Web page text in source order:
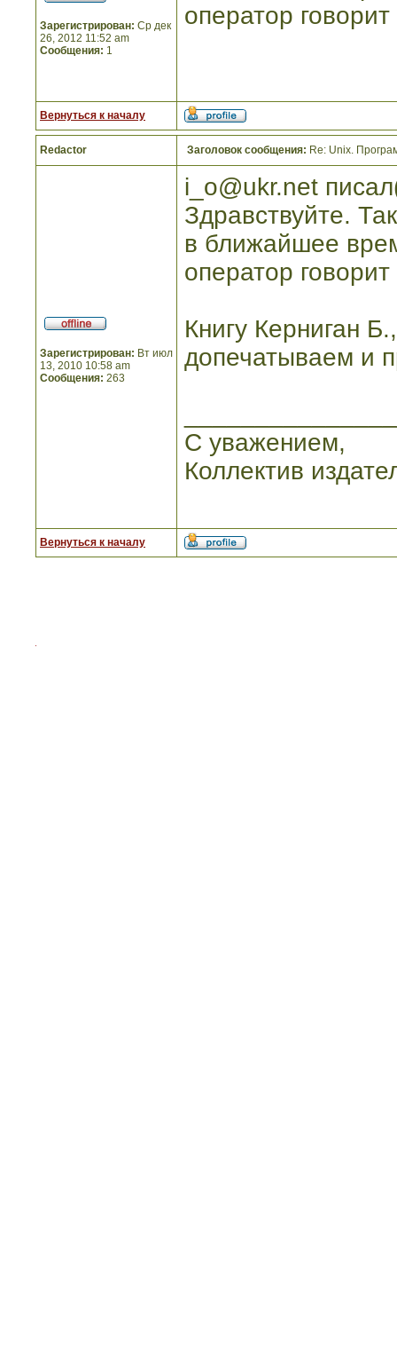
Зарегистрирован: Ср дек
26, 2012 11:52 am
Сообщения: 1
оператор
Вернуться к началу
Redactor Заголовок сообщения: Re: Unix.
Зарегистрирован: Вт июл
13, 2010 10:58 am
Сообщения: 263
i_o@ukr.net
Здравствуйте.
в ближайшее
оператор
Книгу Керниган
допечатываем и
С уважением,
Коллектив
Вернуться к началу